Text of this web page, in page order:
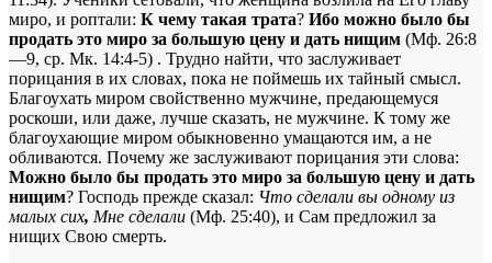
миро, и роптали: К чему такая трата? Ибо можно было бы
продать это миро за большую цену и дать нищим (Мф. 26:8
—9, ср. Мк. 14:4-5) . Трудно найти, что заслуживает
порицания в их словах, пока не поймешь их тайный смысл.
Благоухать миром свойственно мужчине, предающемуся
роскоши, или даже, лучше сказать, не мужчине. К тому же
благоухающие миром обыкновенно умащаются им, а не
обливаются. Почему же заслуживают порицания эти слова:
Можно было бы продать это миро за большую цену и дать
нищим? Господь прежде сказал: Что сделали вы одному из
малых сих, Мне сделали (Мф. 25:40), и Сам предложил за
нищих Свою смерть.